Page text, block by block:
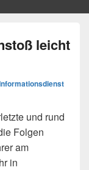
leicht
und rund
Folgen
am
in